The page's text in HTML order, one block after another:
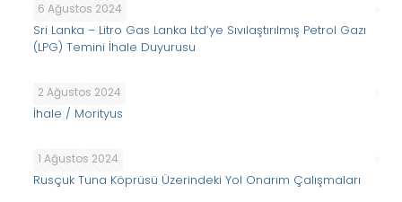
6 Ağustos 2024
Sri Lanka – Litro Gas Lanka Ltd’ye Sıvılaştırılmış Petrol Gazı
(LPG) Temini İhale Duyurusu
2 Ağustos 2024
İhale / Morityus
1 Ağustos 2024
Rusçuk Tuna Köprüsü Üzerindeki Yol Onarım Çalışmaları